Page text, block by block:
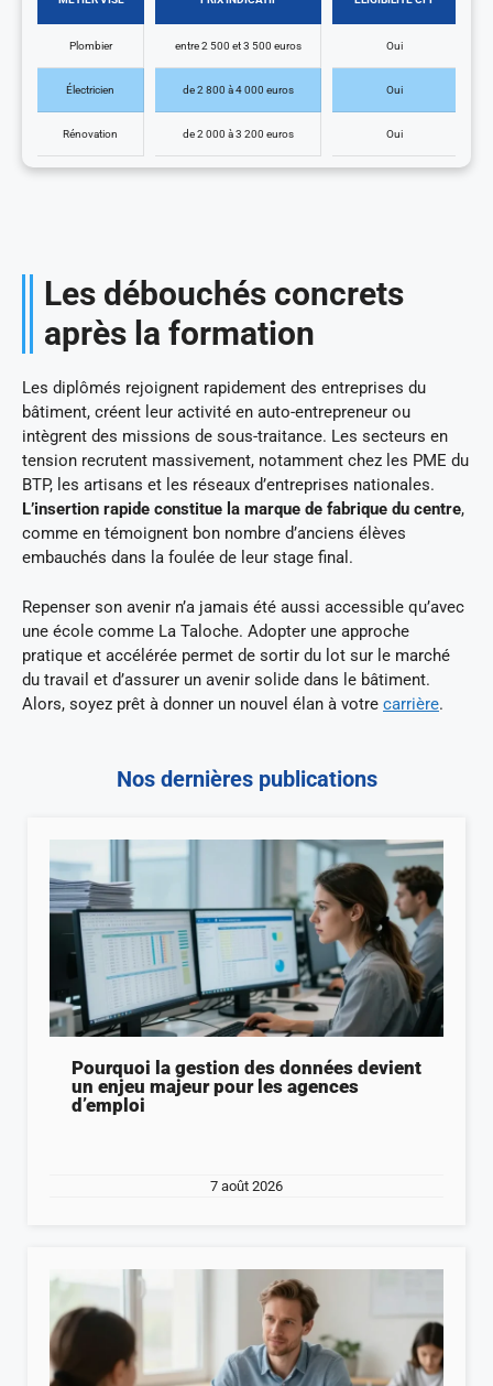
Plombier entre 2 500 et 3 500 euros Oui
Électricien de 2 800 à 4 000 euros Oui
Rénovation de 2 000 à 3 200 euros Oui
Les débouchés concrets
après la formation
Les diplômés rejoignent rapidement des entreprises du
bâtiment, créent leur activité en auto-entrepreneur ou
intègrent des missions de sous-traitance. Les secteurs en
tension recrutent massivement, notamment chez les PME du
BTP, les artisans et les réseaux d’entreprises nationales.
L’insertion rapide constitue la marque de fabrique du centre,
comme en témoignent bon nombre d’anciens élèves
embauchés dans la foulée de leur stage final.
Repenser son avenir n’a jamais été aussi accessible qu’avec
une école comme La Taloche. Adopter une approche
pratique et accélérée permet de sortir du lot sur le marché
du travail et d’assurer un avenir solide dans le bâtiment.
Alors, soyez prêt à donner un nouvel élan à votre carrière.
Nos dernières publications
Pourquoi la gestion des données devient
un enjeu majeur pour les agences
d’emploi
7 août 2026